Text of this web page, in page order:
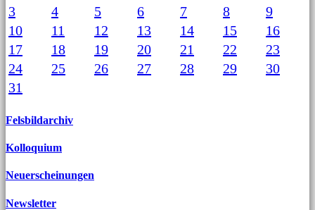
3
4 5 6 7 8
9
10
11 12 13 14 15
16
17
18 19 20 21 22
23
24
25 26 27 28 29
30
31
Felsbildarchiv
Kolloquium
Neuerscheinungen
Newsletter